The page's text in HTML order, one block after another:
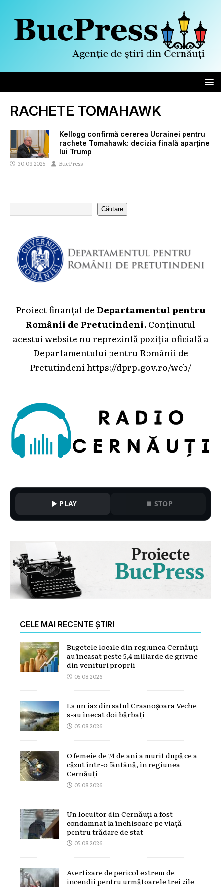
RACHETE TOMAHAWK
Kellogg confirmă cererea Ucrainei pentru
rachete Tomahawk: decizia finală aparține
lui Trump
30.09.2025 BucPress
Căutare
Proiect finanțat deDepartamentul pentru
Românii de Pretutindeni. Conținutul
acestui website nu reprezintă poziția oficială a
Departamentului pentru Românii de
Pretutindeni https://dprp.gov.ro/web/
PLAY STOP
CELE MAI RECENTE ȘTIRI
Bugetele locale din regiunea Cernăuți
au încasat peste 5,4 miliarde de grivne
din venituri proprii
05.08.2026
La un iaz din satul Crasnoșoara Veche
s-au înecat doi bărbați
05.08.2026
O femeie de 74 de ani a murit după ce a
căzut într-o fântână, în regiunea
Cernăuți
05.08.2026
Un locuitor din Cernăuți a fost
condamnat la închisoare pe viață
pentru trădare de stat
05.08.2026
Avertizare de pericol extrem de
incendii pentru următoarele trei zile